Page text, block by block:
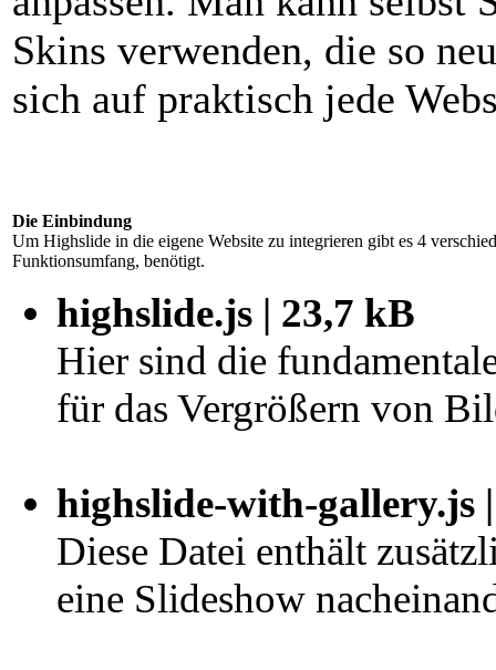
Skins verwenden, die so
sich auf praktisch jede
Die Einbindung
Um Highslide in die eigene Website zu integrieren gibt es 4
Funktionsumfang, benötigt.
highslide.js | 23,7 kB
Hier sind die
für das Vergrößern von
highslide-with-gallery.js
Diese Datei enthält
eine Slideshow